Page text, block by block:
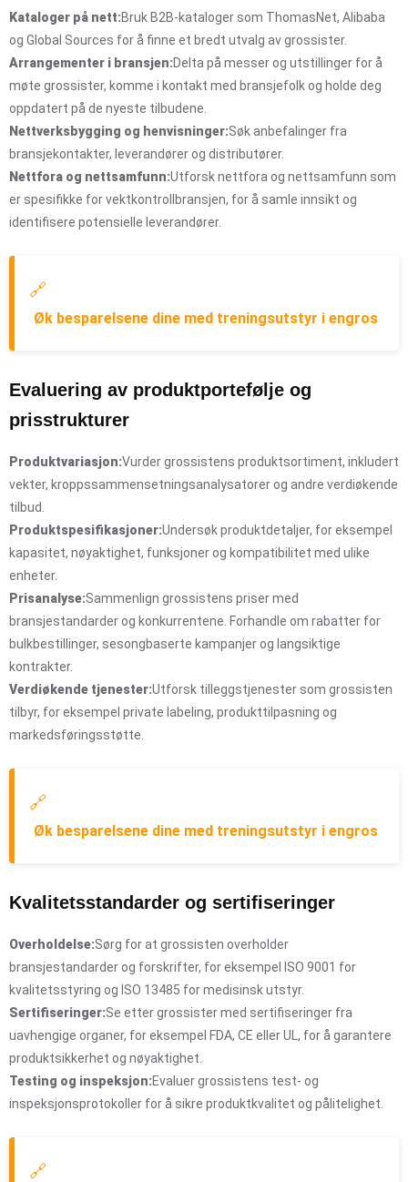
Kataloger på nett:Bruk B2B-kataloger som ThomasNet, Alibaba
og Global Sources for å finne et bredt utvalg av grossister.
Arrangementer i bransjen:Delta på messer og utstillinger for å
møte grossister, komme i kontakt med bransjefolk og holde deg
oppdatert på de nyeste tilbudene.
Nettverksbygging og henvisninger:Søk anbefalinger fra
bransjekontakter, leverandører og distributører.
Nettfora og nettsamfunn:Utforsk nettfora og nettsamfunn som
er spesifikke for vektkontrollbransjen, for å samle innsikt og
identifisere potensielle leverandører.
🔗
Øk besparelsene dine med treningsutstyr i engros
Evaluering av produktportefølje og
prisstrukturer
Produktvariasjon:Vurder grossistens produktsortiment, inkludert
vekter, kroppssammensetningsanalysatorer og andre verdiøkende
tilbud.
Produktspesifikasjoner:Undersøk produktdetaljer, for eksempel
kapasitet, nøyaktighet, funksjoner og kompatibilitet med ulike
enheter.
Prisanalyse:Sammenlign grossistens priser med
bransjestandarder og konkurrentene. Forhandle om rabatter for
bulkbestillinger, sesongbaserte kampanjer og langsiktige
kontrakter.
Verdiøkende tjenester:Utforsk tilleggstjenester som grossisten
tilbyr, for eksempel private labeling, produkttilpasning og
markedsføringsstøtte.
🔗
Øk besparelsene dine med treningsutstyr i engros
Kvalitetsstandarder og sertifiseringer
Overholdelse:Sørg for at grossisten overholder
bransjestandarder og forskrifter, for eksempel ISO 9001 for
kvalitetsstyring og ISO 13485 for medisinsk utstyr.
Sertifiseringer:Se etter grossister med sertifiseringer fra
uavhengige organer, for eksempel FDA, CE eller UL, for å garantere
produktsikkerhet og nøyaktighet.
Testing og inspeksjon:Evaluer grossistens test- og
inspeksjonsprotokoller for å sikre produktkvalitet og pålitelighet.
🔗